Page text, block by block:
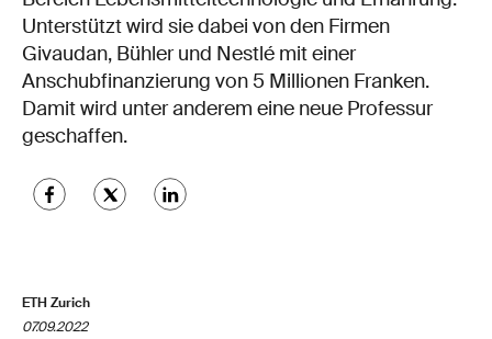
Unterstützt wird sie dabei von den Firmen
Givaudan, Bühler und Nestlé mit einer
Anschubfinanzierung von 5 Millionen Franken.
Damit wird unter anderem eine neue Professur
geschaffen.
ETH Zurich
07.09.2022